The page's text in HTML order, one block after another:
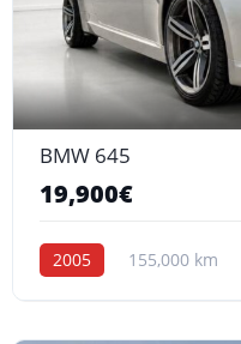
BMW 645
19,900€
2005 155,000 km